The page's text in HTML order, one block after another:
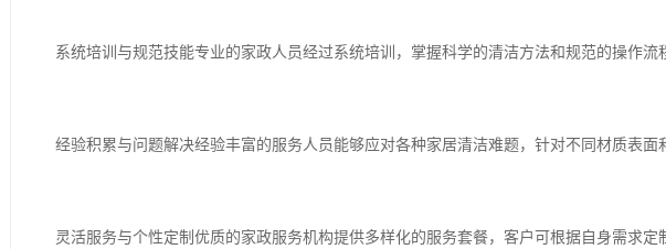
系统培训与规范技能专业的家政人员经过系统培训，掌握科学的清洁方法和规范的操作
经验积累与问题解决经验丰富的服务人员能够应对各种家居清洁难题，针对不同材质表面
灵活服务与个性定制优质的家政服务机构提供多样化的服务套餐，客户可根据自身需求